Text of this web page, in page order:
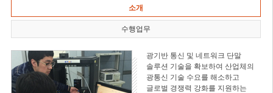
소개
수행업무
광기반 통신 및 네트워크 단말
솔루션 기술을 확보하여 산업체의
광통신 기술 수요를 해소하고
글로벌 경쟁력 강화를 지원하는